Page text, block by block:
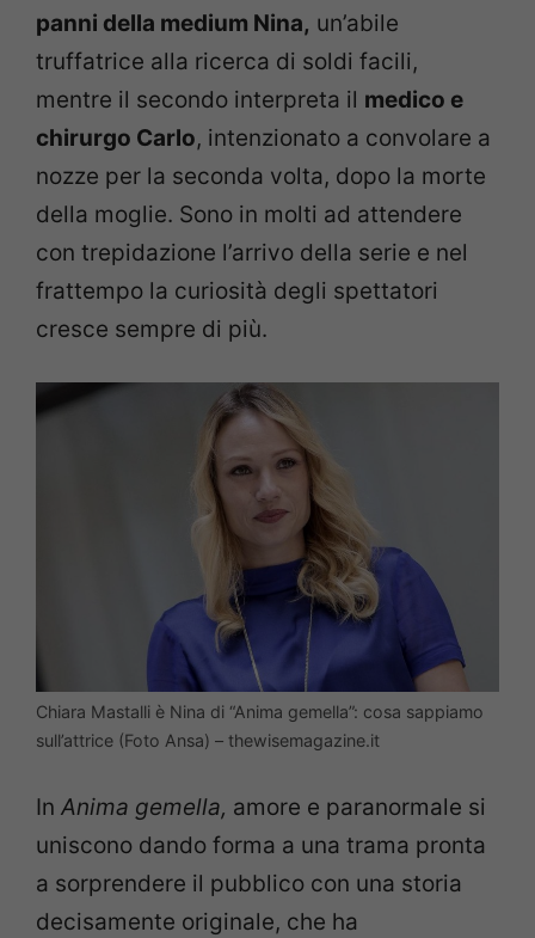
panni della medium Nina, un’abile
truffatrice alla ricerca di soldi facili,
mentre il secondo interpreta il medico e
chirurgo Carlo, intenzionato a convolare a
nozze per la seconda volta, dopo la morte
della moglie. Sono in molti ad attendere
con trepidazione l’arrivo della serie e nel
frattempo la curiosità degli spettatori
cresce sempre di più.
Chiara Mastalli è Nina di “Anima gemella”: cosa sappiamo
sull’attrice (Foto Ansa) – thewisemagazine.it
In Anima gemella, amore e paranormale si
uniscono dando forma a una trama pronta
a sorprendere il pubblico con una storia
decisamente originale, che ha